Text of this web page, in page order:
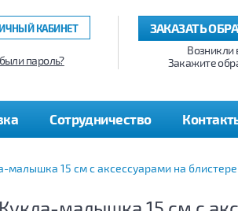
ЗАКАЗАТЬ
Возникли
Закажите
КАБИНЕТ
пароль?
Сотрудничество
малышка 15 см с аксессуарами на блистере